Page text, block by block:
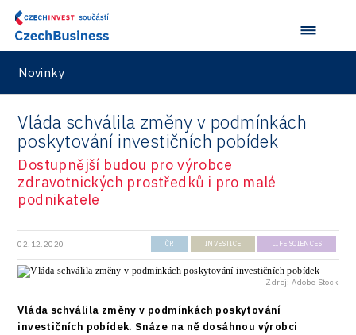
Connectivity
Consulting
Data services
Infrastructure
Logic/MaaS
R&D
Security
Vehicles
Zaměstnanost
Novinky
Vláda schválila změny v podmínkách
poskytování investičních pobídek
Dostupnější budou pro výrobce
zdravotnických prostředků i pro malé
podnikatele
02.12.2020 ČR INVESTICE LIFE SCIENCES
Zdroj: Adobe Stock
Vláda schválila změny v podmínkách poskytování
investičních pobídek. Snáze na ně dosáhnou výrobci